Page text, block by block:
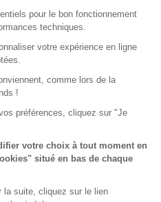
pour le bon fonctionnement
techniques.
votre expérience en ligne
comme lors de la
!
préférences, cliquez sur "Je
votre choix à tout moment en
situé en bas de chaque
la suite, cliquez sur le lien